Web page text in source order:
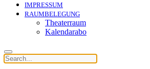
IMPRESSUM
RAUMBELEGUNG
Theaterraum
Kalendarabo